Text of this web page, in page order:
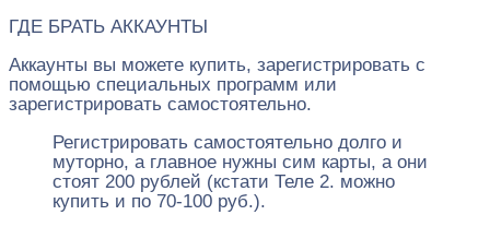
ГДЕ БРАТЬ АККАУНТЫ
Аккаунты вы можете купить, зарегистрировать с
помощью специальных программ или
зарегистрировать самостоятельно.
Регистрировать самостоятельно долго и
муторно, а главное нужны сим карты, а они
стоят 200 рублей (кстати Теле 2. можно
купить и по 70-100 руб.).